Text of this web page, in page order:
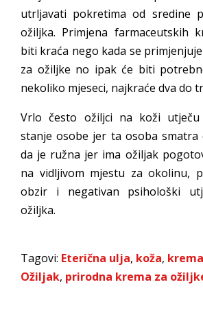
utrljavati pokretima od sredine
ožiljka. Primjena farmaceutskih
biti kraća nego kada se
za ožiljke no ipak će biti
nekoliko mjeseci, najkraće dva do
Vrlo često ožiljci na koži
stanje osobe jer ta osoba smatra
da je ružna jer ima ožiljak
na vidljivom mjestu za okolinu,
obzir i negativan psihološki
ožiljka.
Tagovi: Eterična ulja, koža,
Ožiljak, prirodna krema za